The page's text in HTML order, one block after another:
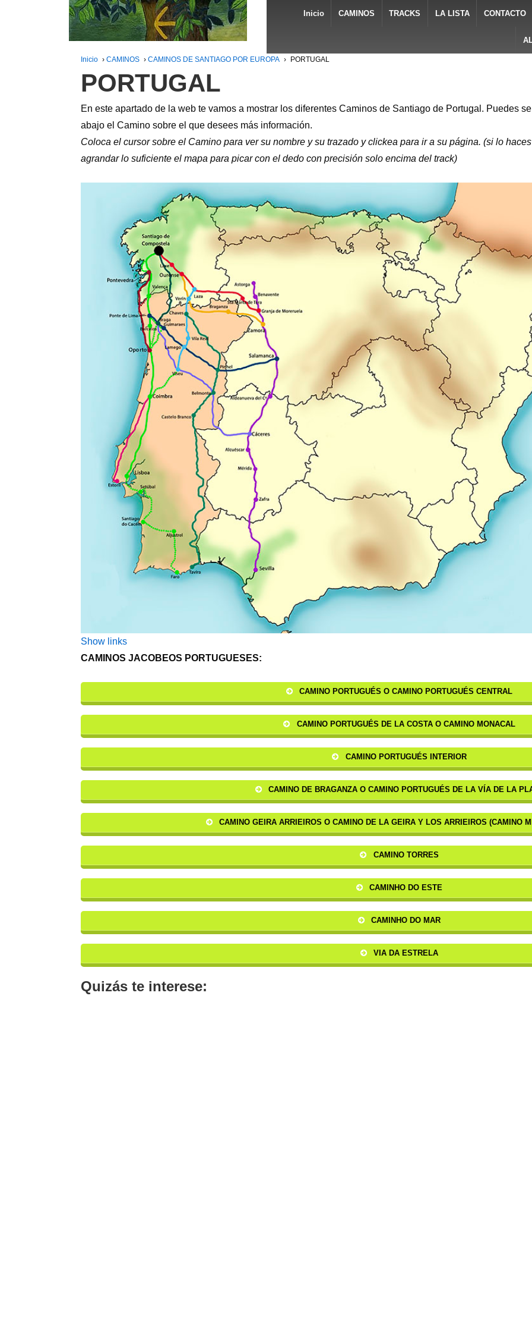
Inicio CAMINOS TRACKS LA LISTA CONTACTO
Inicio › CAMINOS › CAMINOS DE SANTIAGO POR EUROPA › PORTUGAL
PORTUGAL
En este apartado de la web te vamos a mostrar los diferentes Caminos de Santiago de Portugal. Puedes
abajo el Camino sobre el que desees más información.
Coloca el cursor sobre el Camino para ver su nombre y su trazado y clickea para ir a su página. (si lo
agrandar lo suficiente el mapa para picar con el dedo con precisión solo encima del track)
Show links
CAMINOS JACOBEOS PORTUGUESES:
CAMINO PORTUGUÉS O CAMINO PORTUGUÉS CENTRAL
CAMINO PORTUGUÉS DE LA COSTA O CAMINO MONACAL
CAMINO PORTUGUÉS INTERIOR
CAMINO DE BRAGANZA O CAMINO PORTUGUÉS DE LA VÍA DE LA
CAMINO GEIRA ARRIEIROS O CAMINO DE LA GEIRA Y LOS ARRIEIROS (CAMINO
CAMINO TORRES
CAMINHO DO ESTE
CAMINHO DO MAR
VIA DA ESTRELA
Quizás te interese: